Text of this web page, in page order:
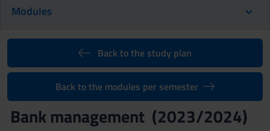
Modules
Back to the study plan
Back to the modules per semester
Bank management (2023/2024)